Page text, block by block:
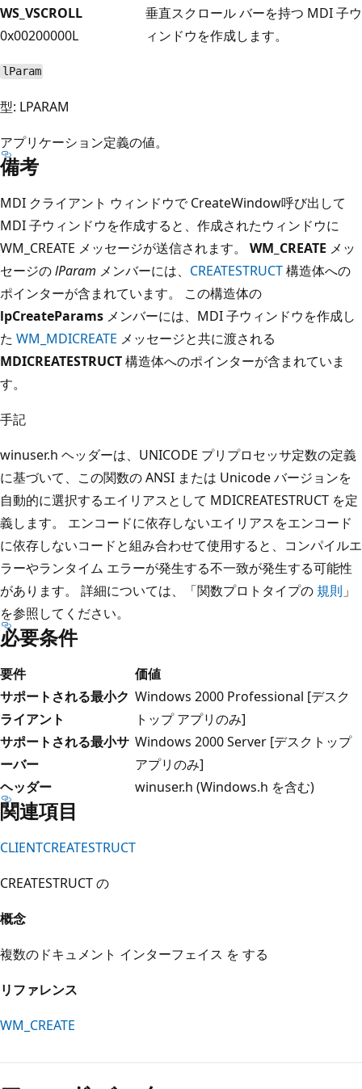
WS_VSCROLL
0x00200000L
垂直スクロール バーを持つ MDI 子ウ
ィンドウを作成します。
lParam
型: LPARAM
アプリケーション定義の値。
備考
MDI クライアント ウィンドウで CreateWindow呼び出して
MDI 子ウィンドウを作成すると、作成されたウィンドウに
WM_CREATE メッセージが送信されます。 WM_CREATE メッ
セージのlParam メンバーには、 CREATESTRUCT構造体への
ポインターが含まれています。 この構造体の
lpCreateParams メンバーには、MDI 子ウィンドウを作成し
た WM_MDICREATE メッセージと共に渡される
MDICREATESTRUCT構造体へのポインターが含まれていま
す。
手記
winuser.h ヘッダーは、UNICODE プリプロセッサ定数の定義
に基づいて、この関数の ANSI または Unicode バージョンを
自動的に選択するエイリアスとして MDICREATESTRUCT を定
義します。 エンコードに依存しないエイリアスをエンコード
に依存しないコードと組み合わせて使用すると、コンパイルエ
ラーやランタイム エラーが発生する不一致が発生する可能性
があります。 詳細については、「関数プロトタイプの 規則 」
を参照してください。
必要条件
要件
価値
サポートされる最小ク
ライアント
Windows 2000 Professional [デスク
トップ アプリのみ]
サポートされる最小サ
ーバー
Windows 2000 Server [デスクトップ
アプリのみ]
ヘッダー
winuser.h (Windows.h を含む)
関連項目
CLIENTCREATESTRUCT
CREATESTRUCT の
概念
複数のドキュメント インターフェイス を する
リファレンス
WM_CREATE